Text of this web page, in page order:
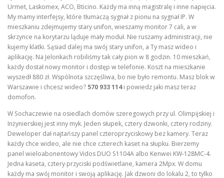
Urmet, Laskomex, ACO, Bticino. Każdy ma inną magistralę i inne napięcia.
My mamy interfejsy, które tłumaczą sygnał z pionu na sygnał IP. W
mieszkaniu zdejmujemy stary unifon, wieszamy monitor 7 cali, a w
skrzynce na korytarzu ląduje mały moduł. Nie ruszamy administracji, nie
kujemy klatki. Sąsiad dalej ma swój stary unifon, a Ty masz wideo i
aplikację. Na Jelonkach robiliśmy tak cały pion w 8 godzin. 10 mieszkań,
każdy dostał nowy monitor i dostęp w telefonie. Koszt na mieszkanie
wyszedł 880 zł. Wspólnota szczęśliwa, bo nie było remontu. Masz blok w
Warszawie i chcesz wideo? 570 933 114i powiedz jaki masz teraz
domofon.
W Sochaczewie na osiedlach domów szeregowych przy ul. Olimpijskiej i
Inżynierskiej jest inny myk. Jeden słupek, cztery dzwonki, cztery rodziny.
Deweloper dał najtańszy panel czteroprzyciskowy bez kamery. Teraz
każdy chce wideo, ale nie chce czterech kaset na słupku. Bierzemy
panel wieloabonentowy Vidos DUO S1104A albo Kenwei KW-128MC-4.
Jedna kaseta, cztery przyciski podświetlane, kamera 2Mpx. W domu
każdy ma swój monitor i swoją aplikację. Jak dzwoni do lokalu 2, to tylko